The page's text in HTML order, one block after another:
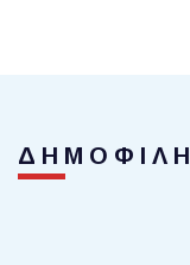
ΔΗΜΟΦΙΛΗ